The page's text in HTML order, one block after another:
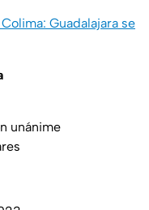
Guadalajara se
unánime